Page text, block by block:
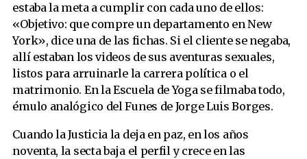
estaba la meta a cumplir con cada uno de ellos:
«Objetivo: que compre un departamento en New
York», dice una de las fichas. Si el cliente se negaba,
allí estaban los videos de sus aventuras sexuales,
listos para arruinarle la carrera política o el
matrimonio. En la Escuela de Yoga se filmaba todo,
émulo analógico del Funes de Jorge Luis Borges.
Cuando la Justicia la deja en paz, en los años
noventa, la secta baja el perfil y crece en las